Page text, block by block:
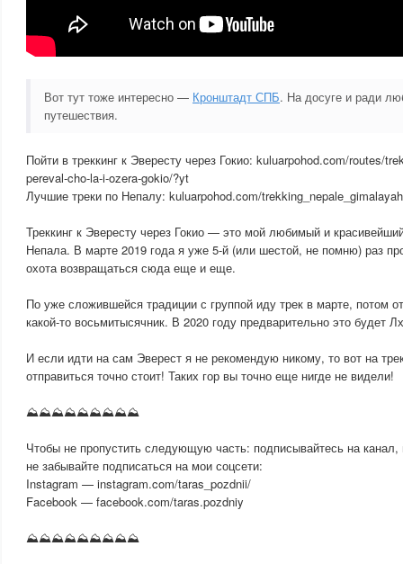
Вот тут тоже интересно — Кронштадт СПБ. На досуге и ради
путешествия.
Пойти в треккинг к Эвересту через Гокио: kuluarpohod.com/routes/
pereval-cho-la-i-ozera-gokio/?yt
Лучшие треки по Непалу: kuluarpohod.com/
Треккинг к Эвересту через Гокио — это мой любимый и
Непала. В марте 2019 года я уже 5-й (или шестой, не помню) раз
охота возвращаться сюда еще и еще.
По уже сложившейся традиции с группой иду трек в марте, потом
какой-то восьмитысячник. В 2020 году предварительно это будет
И если идти на сам Эверест я не рекомендую никому, то вот на
отправиться точно стоит! Таких гор вы точно еще нигде не видели!
⛰⛰⛰⛰⛰⛰⛰⛰⛰
Чтобы не пропустить следующую часть: подписывайтесь на канал,
не забывайте подписаться на мои соцсети:
Instagram — instagram.com/taras_pozdnii/
Facebook — facebook.com/taras.pozdniy
⛰⛰⛰⛰⛰⛰⛰⛰⛰